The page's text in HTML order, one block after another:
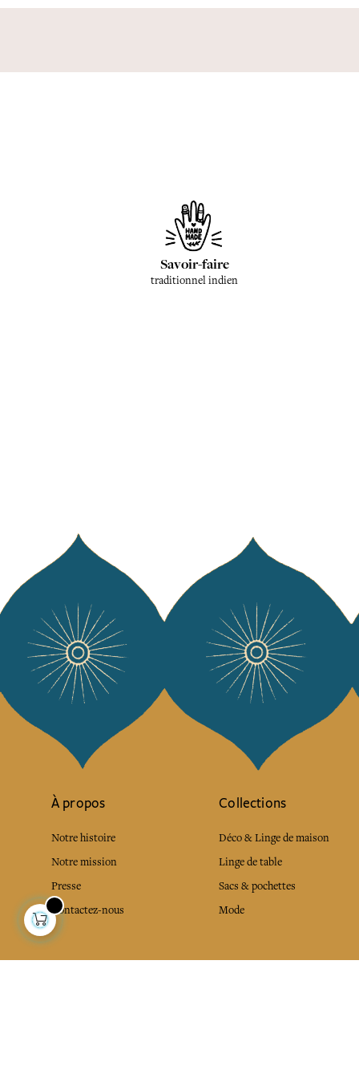
Savoir-faire
traditionnel indien
À propos
Notre histoire
Notre mission
Presse
Contactez-nous
Collections
Déco & Linge de maison
Linge de table
Sacs & pochettes
Mode